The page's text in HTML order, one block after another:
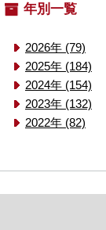
年別一覧
2026年 (79)
2025年 (184)
2024年 (154)
2023年 (132)
2022年 (82)